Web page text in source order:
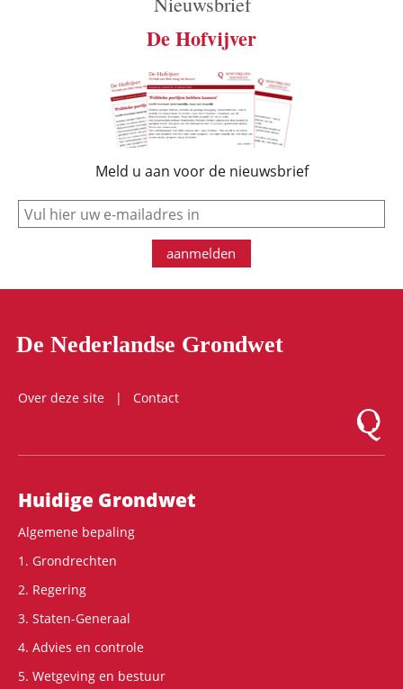
De Hofvijver
Meld u aan voor de nieuwsbrief
e-mail
aanmelden
De Nederlandse Grondwet
Over deze site
Contact
Logo
Hoofdnavigatie
Huidige Grondwet
Algemene bepaling
1. Grondrechten
2. Regering
3. Staten-Generaal
4. Advies en controle
5. Wetgeving en bestuur